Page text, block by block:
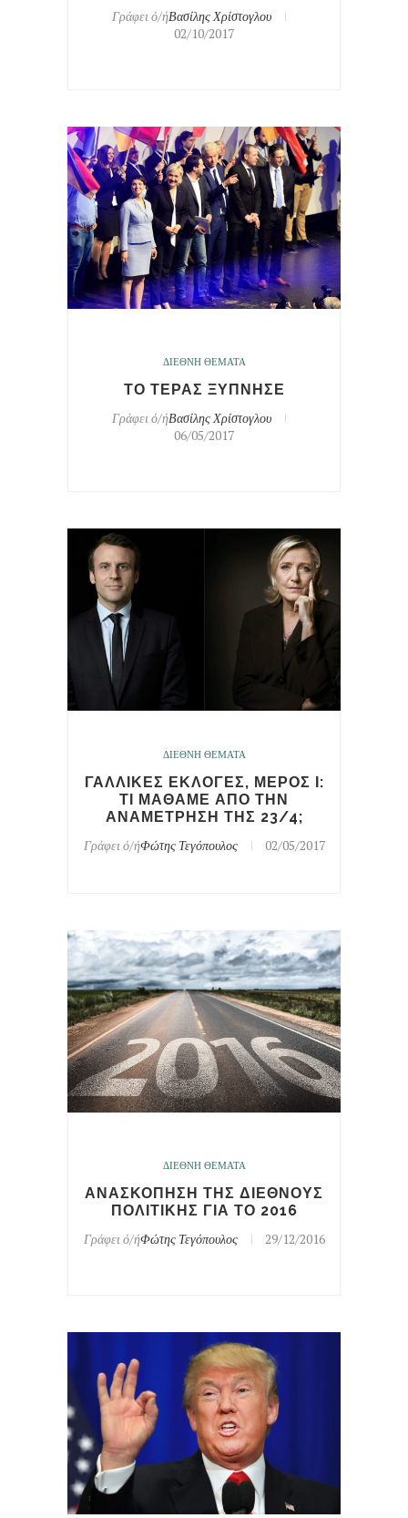
Γράφει ό/ήΒασίλης Χρίστογλου
02/10/2017
ΔΙΕΘΝΗ ΘΕΜΑΤΑ
ΤΟ ΤΕΡΑΣ ΞΥΠΝΗΣΕ
Γράφει ό/ήΒασίλης Χρίστογλου
06/05/2017
ΔΙΕΘΝΗ ΘΕΜΑΤΑ
ΓΑΛΛΙΚΕΣ ΕΚΛΟΓΕΣ, ΜΕΡΟΣ Ι:
ΤΙ ΜΑΘΑΜΕ ΑΠΟ ΤΗΝ
ΑΝΑΜΕΤΡΗΣΗ ΤΗΣ 23/4;
Γράφει ό/ήΦώτης Τεγόπουλος 02/05/2017
ΔΙΕΘΝΗ ΘΕΜΑΤΑ
ΑΝΑΣΚΟΠΗΣΗ ΤΗΣ ΔΙΕΘΝΟΥΣ
ΠΟΛΙΤΙΚΗΣ ΓΙΑ ΤΟ 2016
Γράφει ό/ήΦώτης Τεγόπουλος 29/12/2016